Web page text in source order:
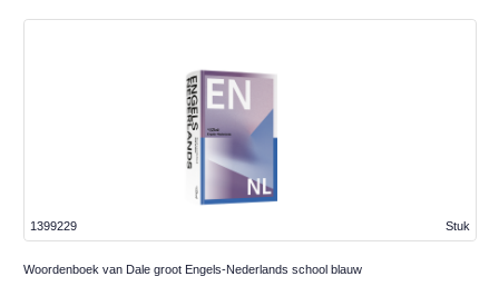
Stuk
1399229
Woordenboek van Dale groot Engels-Nederlands school blauw